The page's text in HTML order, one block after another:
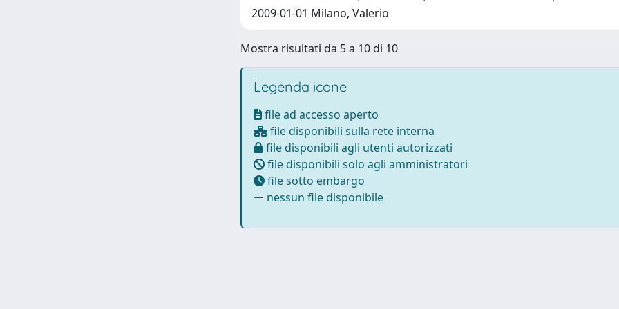
2009-01-01 Milano, Valerio
Mostra risultati da 5 a 10 di 10
Legenda icone
file ad accesso aperto
file disponibili sulla rete interna
file disponibili agli utenti autorizzati
file disponibili solo agli amministratori
file sotto embargo
nessun file disponibile